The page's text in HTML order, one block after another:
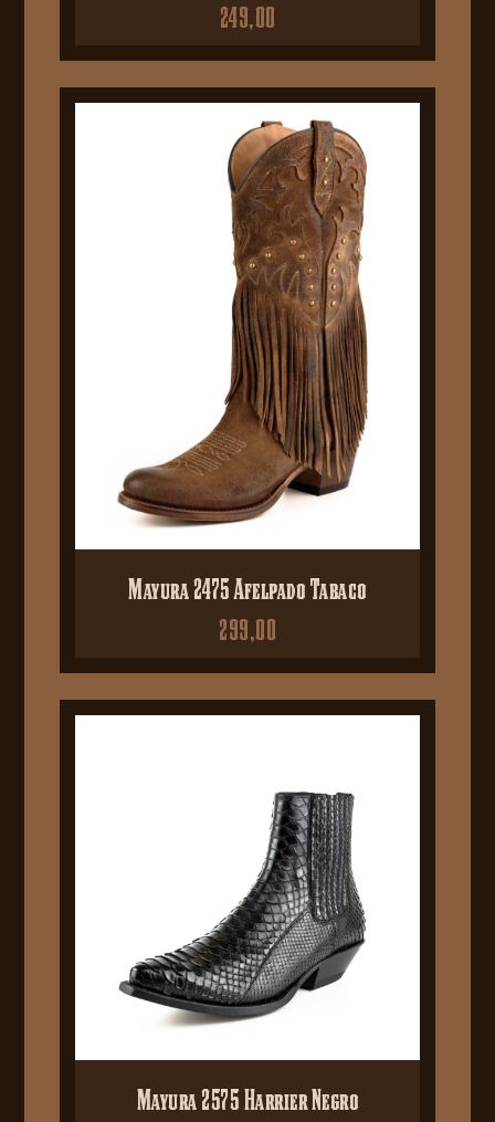
249,00
Mayura 2475 Afelpado Tabaco
299,00
Mayura 2575 Harrier Negro